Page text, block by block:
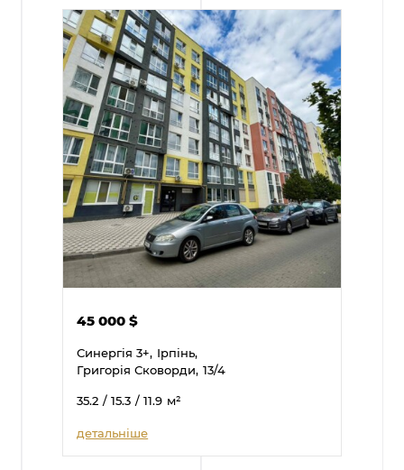
45 000$
Синергія 3+, Ірпінь,
Григорія Сковорди, 13/4
35.2 / 15.3 / 11.9 м²
детальніше